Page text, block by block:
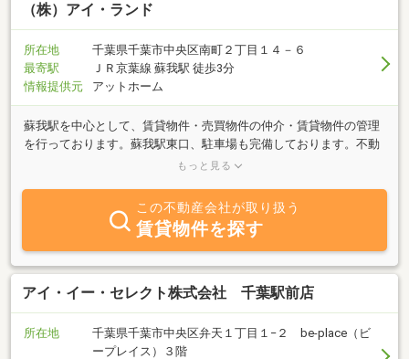
（株）アイ・ランド
所在地
千葉県千葉市中央区南町２丁目１４－６
最寄駅
ＪＲ京葉線 蘇我駅 徒歩3分
情報提供元
アットホーム
蘇我駅を中心として、賃貸物件・売買物件の仲介・賃貸物件の管理
を行っております。蘇我駅東口、駐車場も完備しております。不動
産に関することお気軽にご相談ください。お客様お一人お一人のご
実かつ丁寧な対応が弊社の売りです。ご予約のお客様を優先させて
いただいておりますので、ぜひ来店時間をご予約の上、ご来店くだ
さい。ご来店、心よりお待ちしております。
もっと見る
この不動産会社が取り扱う
賃貸物件を探す
アイ・イー・セレクト株式会社 千葉駅前店
所在地
千葉県千葉市中央区弁天１丁目１−２ be-place（ビ
ープレイス）３階